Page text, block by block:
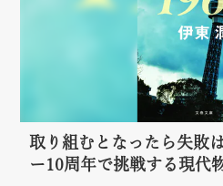
取り組むとなったら失敗
ー10周年で挑戦する現代